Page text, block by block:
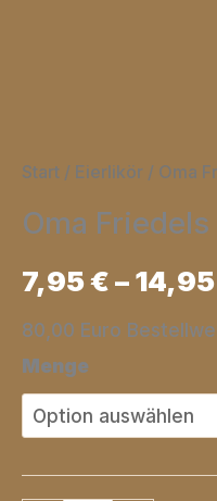
Start / Eierlikör / Oma
Oma
7,95€–14,95
80,00 Euro
Menge